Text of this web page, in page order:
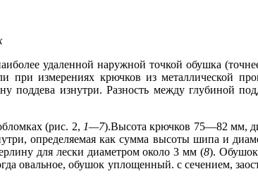
удаленной наружной точкой обушка
при измерениях крючков из металлической
поддева изнутри. Разность между глубиной
(рис. 2, 1—7).Высота крючков 75—82 мм,
определяемая как сумма высоты шипа и
для лески диаметром около 3 мм (8).
овальное, обушок уплощенный. с сечением,